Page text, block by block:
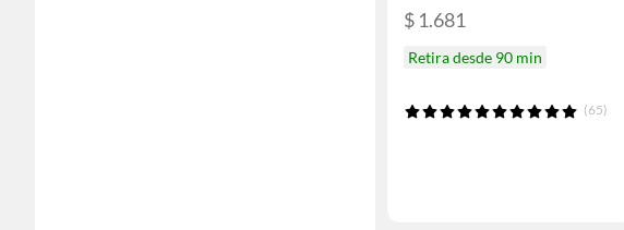
$ 1.681
Retira desde 90 min
(65)